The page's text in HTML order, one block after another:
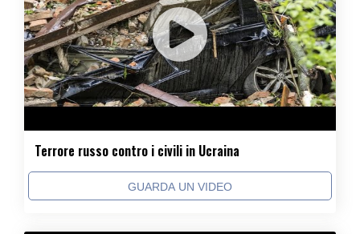
Terrore russo contro i civili in Ucraina
GUARDA UN VIDEO